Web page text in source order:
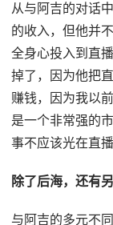
从与阿吉的对话
的收入，但他并
全身心投入到直
掉了，因为他把
赚钱，因为我以
是一个非常强的
事不应该光在直
除了后海，还有
与阿吉的多元不